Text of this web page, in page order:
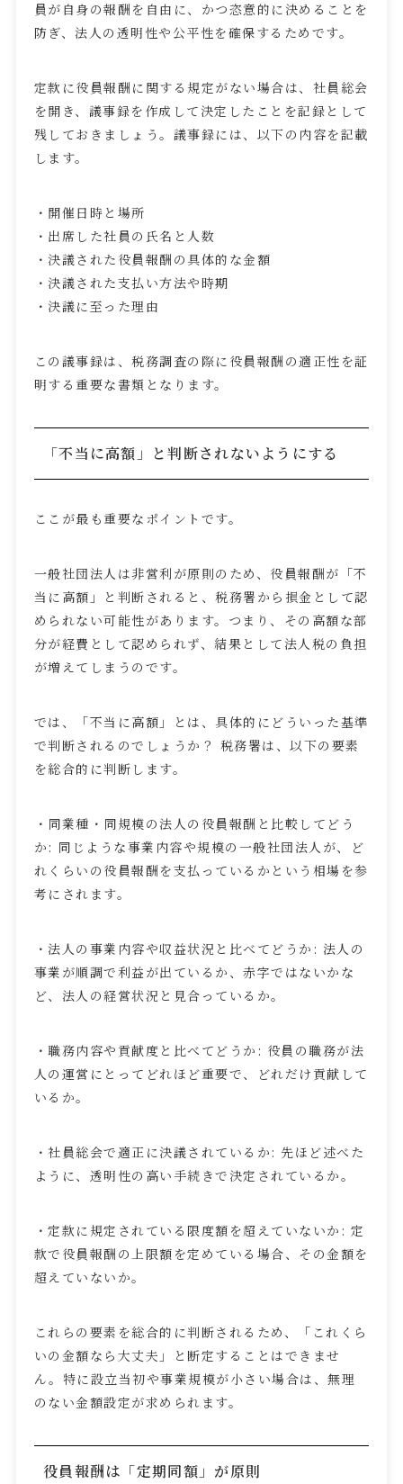
員が自身の報酬を自由に、かつ恣意的に決めることを
防ぎ、法人の透明性や公平性を確保するためです。
定款に役員報酬に関する規定がない場合は、社員総会
を開き、議事録を作成して決定したことを記録として
残しておきましょう。議事録には、以下の内容を記載
します。
・開催日時と場所
・出席した社員の氏名と人数
・決議された役員報酬の具体的な金額
・決議された支払い方法や時期
・決議に至った理由
この議事録は、税務調査の際に役員報酬の適正性を証
明する重要な書類となります。
「不当に高額」と判断されないようにする
ここが最も重要なポイントです。
一般社団法人は非営利が原則のため、役員報酬が「不
当に高額」と判断されると、税務署から損金として認
められない可能性があります。つまり、その高額な部
分が経費として認められず、結果として法人税の負担
が増えてしまうのです。
では、「不当に高額」とは、具体的にどういった基準
で判断されるのでしょうか？ 税務署は、以下の要素
を総合的に判断します。
・同業種・同規模の法人の役員報酬と比較してどう
か : 同じような事業内容や規模の一般社団法人が、ど
れくらいの役員報酬を支払っているかという相場を参
考にされます。
・法人の事業内容や収益状況と比べてどうか : 法人の
事業が順調で利益が出ているか、赤字ではないかな
ど、法人の経営状況と見合っているか。
・職務内容や貢献度と比べてどうか : 役員の職務が法
人の運営にとってどれほど重要で、どれだけ貢献して
いるか。
・社員総会で適正に決議されているか :先ほど述べた
ように、透明性の高い手続きで決定されているか。
・定款に規定されている限度額を超えていないか : 定
款で役員報酬の上限額を定めている場合、その金額を
超えていないか。
これらの要素を総合的に判断されるため、「これくら
いの金額なら大丈夫」と断定することはできませ
ん。特に設立当初や事業規模が小さい場合は、無理
のない金額設定が求められます。
役員報酬は「定期同額」が原則